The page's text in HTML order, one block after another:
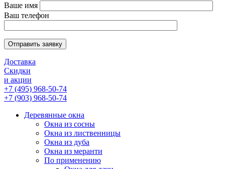
Ваше имя
Ваш телефон
Отправить заявку
Доставка
Скидки
и акции
+7 (495) 968-50-74
+7 (903) 968-50-74
Деревянные окна
Окна из сосны
Окна из лиственницы
Окна из дуба
Окна из меранти
По применению